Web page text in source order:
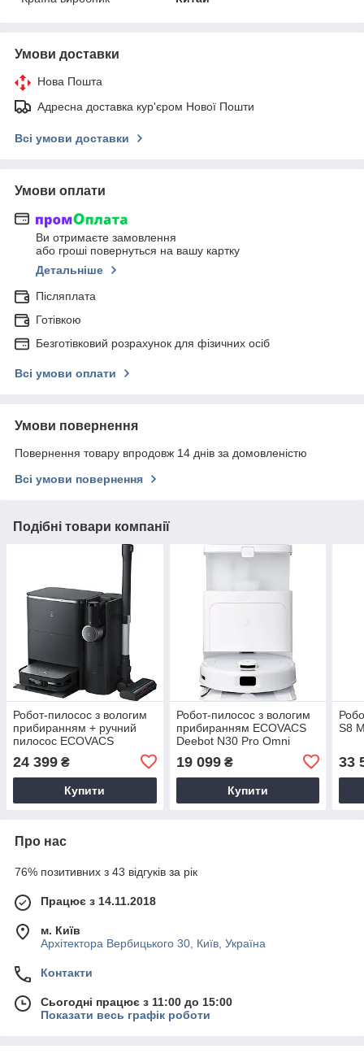
Умови доставки
Нова Пошта
Адресна доставка кур'єром Нової Пошти
Всі умови доставки
Умови оплати
Ви отримаєте замовлення
або гроші повернуться на вашу картку
Детальніше
Післяплата
Готівкою
Безготівковий розрахунок для фізичних осіб
Всі умови оплати
Умови повернення
Повернення товару впродовж 14 днів за домовленістю
Всі умови повернення
Подібні товари компанії
Робот-пилосос з вологим
прибиранням + ручний
пилосос ECOVACS
COMBO
24 399 ₴
Купити
Робот-пилосос з вологим
прибиранням ECOVACS
Deebot N30 Pro Omni
19 099₴
Купити
S8
33
Про нас
76% позитивних з 43 відгуків за рік
Працює з 14.11.2018
м. Київ
Архітектора Вербицького 30, Київ, Україна
Контакти
Сьогодні працює з 11:00 до 15:00
Показати весь графік роботи